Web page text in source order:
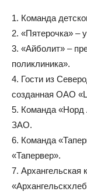
1. Команда
2. «Пятерочка» –
3. «Айболит» –
поликлиника».
4. Гости из
созданная ОАО
5. Команда «Норд
ЗАО.
6. Команда
«Тапервер».
7.